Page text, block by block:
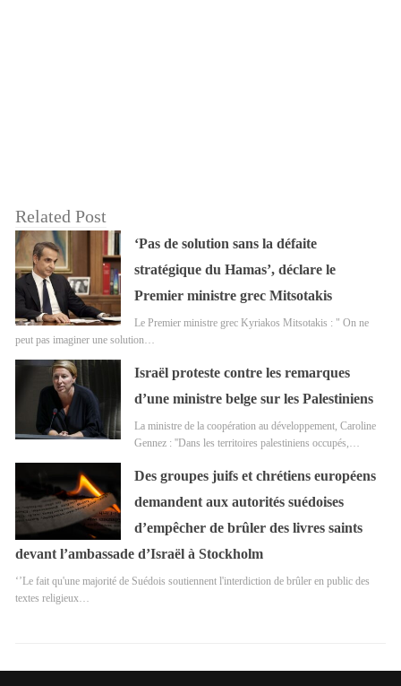
Related Post
‘Pas de solution sans la défaite
stratégique du Hamas’, déclare le
Premier ministre grec Mitsotakis
Le Premier ministre grec Kyriakos Mitsotakis : " On ne
peut pas imaginer une solution…
Israël proteste contre les remarques
d’une ministre belge sur les Palestiniens
La ministre de la coopération au développement, Caroline
Gennez : ''Dans les territoires palestiniens occupés,…
Des groupes juifs et chrétiens européens
demandent aux autorités suédoises
d’empêcher de brûler des livres saints
devant l’ambassade d’Israël à Stockholm
‘’Le fait qu'une majorité de Suédois soutiennent l'interdiction de brûler en public des
textes religieux…